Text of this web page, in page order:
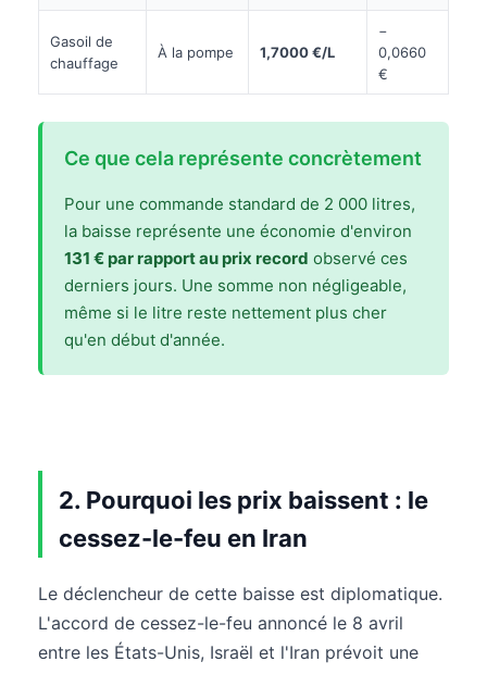
Gasoil de
chauffage
À la pompe 1,7000 €/L
−
0,0660
€
Ce que cela représente concrètement
Pour une commande standard de 2 000 litres,
la baisse représente une économie d'environ
131 € par rapport au prix record observé ces
derniers jours. Une somme non négligeable,
même si le litre reste nettement plus cher
qu'en début d'année.
2. Pourquoi les prix baissent : le
cessez-le-feu en Iran
Le déclencheur de cette baisse est diplomatique.
L'accord de cessez-le-feu annoncé le 8 avril
entre les États-Unis, Israël et l'Iran prévoit une